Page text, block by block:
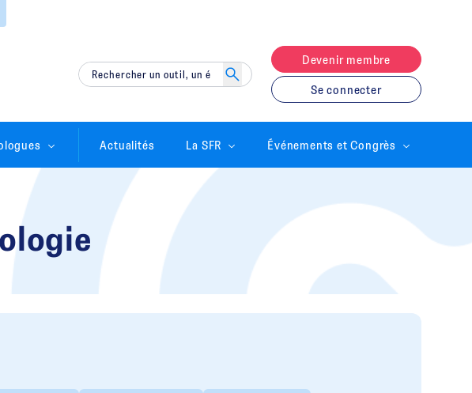
Devenir membre
Se connecter
Actualités La SFR Événements et Congrès